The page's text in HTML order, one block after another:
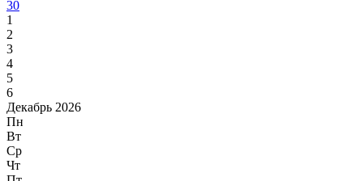
30
1
2
3
4
5
6
Декабрь 2026
Пн
Вт
Ср
Чт